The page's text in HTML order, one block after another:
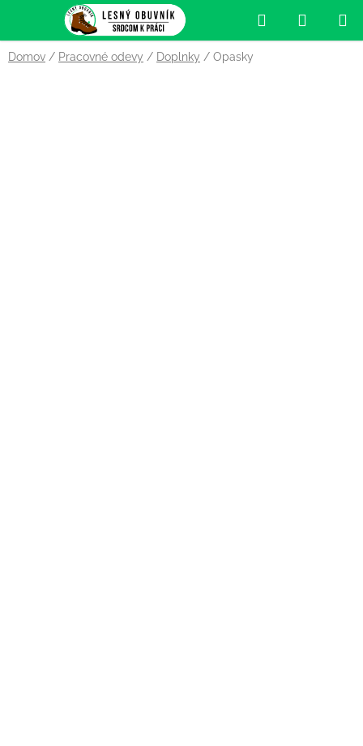
obsah
Hľadať
KOŠÍK
Domov / Pracovné odevy / Doplnky / Opasky